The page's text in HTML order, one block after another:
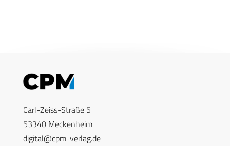
Carl-Zeiss-Straße 5
53340 Meckenheim
digital@cpm-verlag.de